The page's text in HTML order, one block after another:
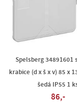
Spelsberg 34891601
krabice (d x š x v) 85 x
šedá IP55 1
86,-